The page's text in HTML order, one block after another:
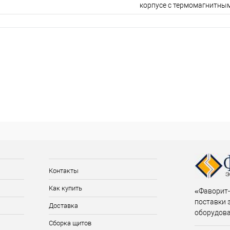
корпусе с
Контакты
Как купить
Доставка
Сборка щитов
поставки